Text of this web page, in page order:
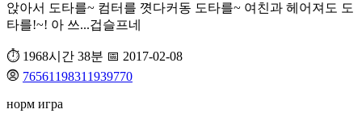
앉아서 도타를~ 컴터를 꼇다커동 도타를~ 여친과 헤어져도 도
타를!~! 아 쓰...겁슬프네
⏱️ 1968시간 38분 📅 2017-02-08
76561198311939770
норм игра